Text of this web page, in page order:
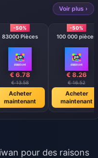
Voir plus ›
-50%
83000 Pièces
€ 6.78
€ 13.58
Acheter
maintenant
-50%
100 000 pièces
€ 8.26
€ 16.52
Acheter
maintenant
pour des raisons